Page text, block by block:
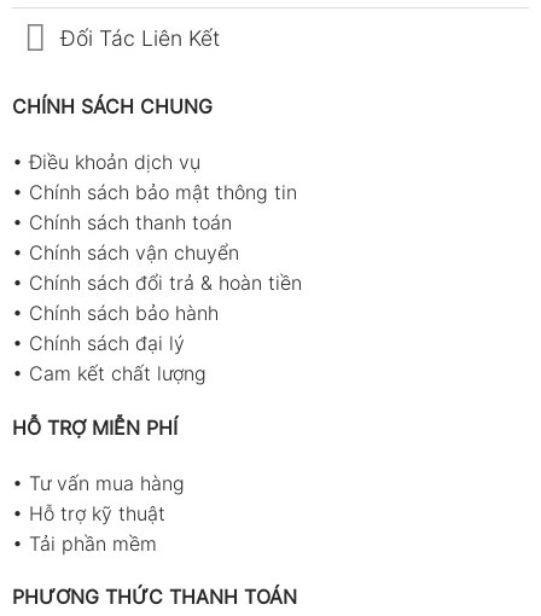
Đối Tác Liên Kết
CHÍNH SÁCH CHUNG
•Điều khoản dịch vụ
• Chính sách bảo mật thông tin
• Chính sách thanh toán
• Chính sách vận chuyển
• Chính sách đổi trả & hoàn tiền
• Chính sách bảo hành
• Chính sách đại lý
• Cam kết chất lượng
HỖ TRỢ MIỄN PHÍ
• Tư vấn mua hàng
• Hỗ trợ kỹ thuật
• Tải phần mềm
PHƯƠNG THỨC THANH TOÁN